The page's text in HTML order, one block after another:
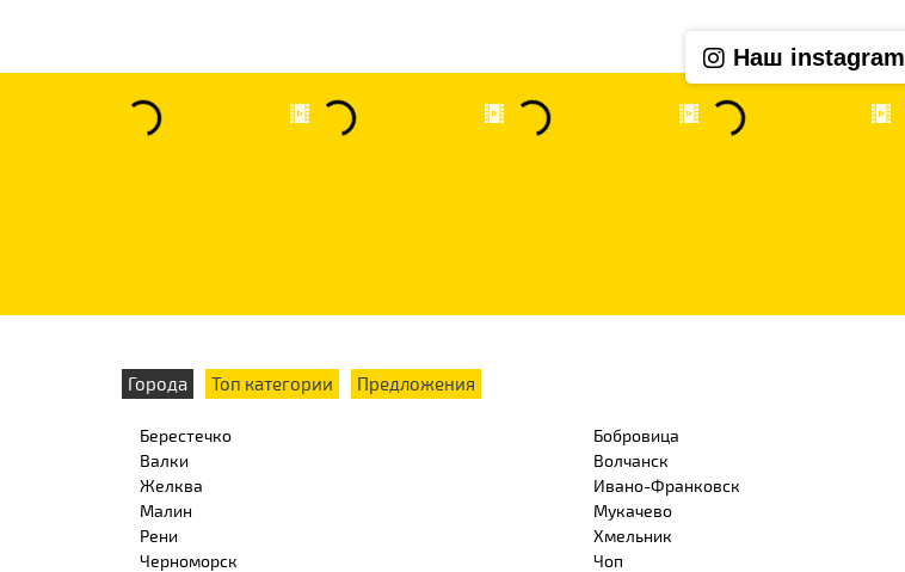
Наш instagram
Города Топ категории Предложения
Берестечко Бобровица
Валки
Волчанск
Желква
Ивано-Франковск
Малин
Мукачево
Рени
Хмельник
Черноморск
Чоп